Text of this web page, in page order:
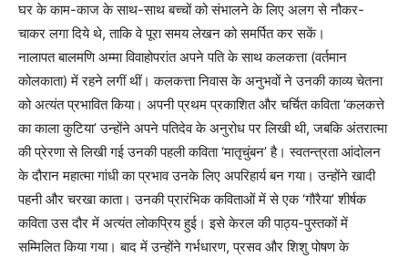
घर के काम-काज के साथ-साथ बच्चों को संभालने के लिए अलग से नौकर-
चाकर लगा दिये थे, ताकि वे पूरा समय लेखन को समर्पित कर सकें।
नालापत बालमणि अम्मा विवाहोपरांत अपने पति के साथ कलकत्ता (वर्तमान
कोलकाता) में रहने लगीं थीं। कलकत्ता निवास के अनुभवों ने उनकी काव्य चेतना
को अत्यंत प्रभावित किया। अपनी प्रथम प्रकाशित और चर्चित कविता ‘कलकत्ते
का काला कुटिया’ उन्होंने अपने पतिदेव के अनुरोध पर लिखी थी, जबकि अंतरात्मा
की प्रेरणा से लिखी गई उनकी पहली कविता ‘मातृचुंबन’ है। स्वतन्त्रता आंदोलन
के दौरान महात्मा गांधी का प्रभाव उनके लिए अपरिहार्य बन गया। उन्होंने खादी
पहनी और चरखा काता। उनकी प्रारंभिक कविताओं में से एक ‘गौरैया’ शीर्षक
कविता उस दौर में अत्यंत लोकप्रिय हुई। इसे केरल की पाठ्य-पुस्तकों में
सम्मिलित किया गया। बाद में उन्होंने गर्भधारण, प्रसव और शिशु पोषण के